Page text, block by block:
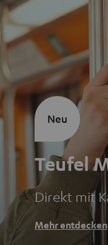
Teufel
Direkt mit
Mehr entdecken
Neu